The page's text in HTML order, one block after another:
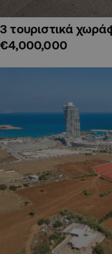
3 τουριστικά
€4,000,000